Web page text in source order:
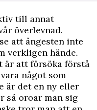
till annat
överlevnad.
att ångesten inte
verkligen hände.
är att försöka förstå
något som
är det en ny eller
så oroar man sig